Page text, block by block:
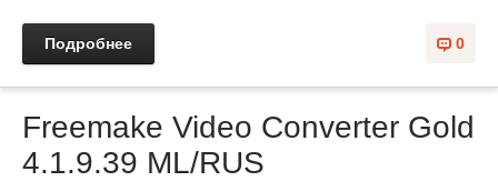
0
Подробнее
Freemake Video Converter Gold
4.1.9.39 ML/RUS